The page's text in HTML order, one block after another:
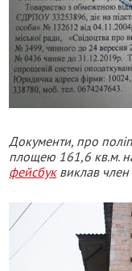
Документи, про
площею 161,6 кв.м.
фейсбуквиклав член